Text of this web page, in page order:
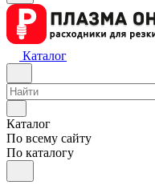
Каталог
Каталог
По всему сайту
По каталогу